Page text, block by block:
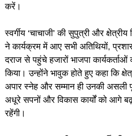
करें।
स्वर्गीय ‘चाचाजी’ की सुपुत्री और
ने कार्यक्रम में आए सभी अतिथियों,
दराज से पहुंचे हजारों भाजपा
किया। उन्होंने भावुक होते हुए कहा कि
अपार स्नेह और सम्मान ही उनकी असली
अधूरे सपनों और विकास कार्यों को आगे
रहेंगी।